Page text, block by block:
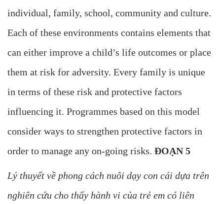
individual, family, school, community and culture.
Each of these environments contains elements that
can either improve a child’s life outcomes or place
them at risk for adversity. Every family is unique
in terms of these risk and protective factors
influencing it. Programmes based on this model
consider ways to strengthen protective factors in
order to manage any on-going risks. ĐOẠN 5
Lý thuyết về phong cách nuôi dạy con cái dựa trên
nghiên cứu cho thấy hành vi của trẻ em có liên